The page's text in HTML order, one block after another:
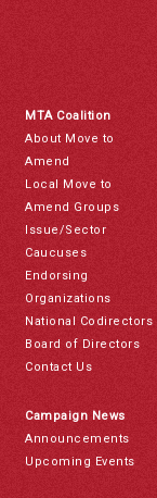
MTA Coalition
About Move to
Amend
Local Move to
Amend Groups
Issue/Sector
Caucuses
Endorsing
Organizations
National Codirectors
Board of Directors
Contact Us
Campaign News
Announcements
Upcoming Events